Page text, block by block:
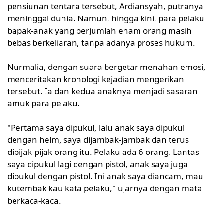
pensiunan tentara tersebut, Ardiansyah, putranya
meninggal dunia. Namun, hingga kini, para pelaku
bapak-anak yang berjumlah enam orang masih
bebas berkeliaran, tanpa adanya proses hukum.
Nurmalia, dengan suara bergetar menahan emosi,
menceritakan kronologi kejadian mengerikan
tersebut. Ia dan kedua anaknya menjadi sasaran
amuk para pelaku.
"Pertama saya dipukul, lalu anak saya dipukul
dengan helm, saya dijambak-jambak dan terus
dipijak-pijak orang itu. Pelaku ada 6 orang. Lantas
saya dipukul lagi dengan pistol, anak saya juga
dipukul dengan pistol. Ini anak saya diancam, mau
kutembak kau kata pelaku," ujarnya dengan mata
berkaca-kaca.